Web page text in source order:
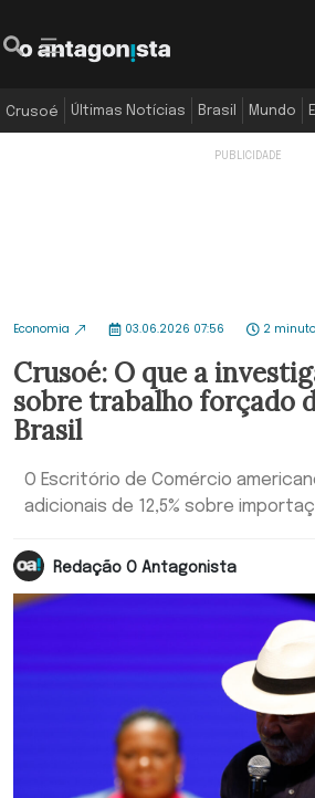
Crusoé Últimas Notícias Brasil Mundo
Economia 03.06.2026 07:56 2
Crusoé: O que a
sobre trabalho forçado
Brasil
O Escritório de Comércio
adicionais de 12,5% sobre
Redação O Antagonista